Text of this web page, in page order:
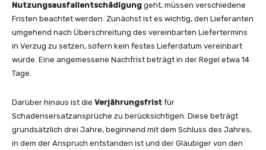
Nutzungsausfallentschädigung geht, müssen verschiedene
Fristen beachtet werden. Zunächst ist es wichtig, den Lieferanten
umgehend nach Überschreitung des vereinbarten Liefertermins
in Verzug zu setzen, sofern kein festes Lieferdatum vereinbart
wurde. Eine angemessene Nachfrist beträgt in der Regel etwa 14
Tage.
Darüber hinaus ist die Verjährungsfrist für
Schadensersatzansprüche zu berücksichtigen. Diese beträgt
grundsätzlich drei Jahre, beginnend mit dem Schluss des Jahres,
in dem der Anspruch entstanden ist und der Gläubiger von den